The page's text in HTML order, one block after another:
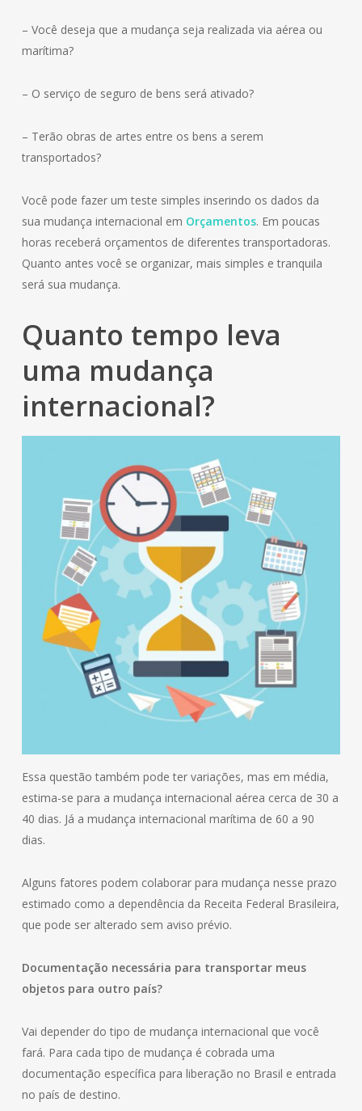
– Você deseja que a mudança seja realizada via aérea ou
marítima?
– O serviço de seguro de bens será ativado?
– Terão obras de artes entre os bens a serem
transportados?
Você pode fazer um teste simples inserindo os dados da
sua mudança internacional em Orçamentos. Em poucas
horas receberá orçamentos de diferentes transportadoras.
Quanto antes você se organizar, mais simples e tranquila
será sua mudança.
Quanto tempo leva
uma mudança
internacional?
Essa questão também pode ter variações, mas em média,
estima-se para a mudança internacional aérea cerca de 30 a
40 dias. Já a mudança internacional marítima de 60 a 90
dias.
Alguns fatores podem colaborar para mudança nesse prazo
estimado como a dependência da Receita Federal Brasileira,
que pode ser alterado sem aviso prévio.
Documentação necessária para transportar meus
objetos para outro país?
Vai depender do tipo de mudança internacional que você
fará. Para cada tipo de mudança é cobrada uma
documentação específica para liberação no Brasil e entrada
no país de destino.